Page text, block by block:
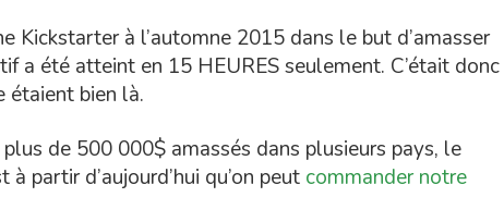
Kickstarter à l’automne 2015 dans le but d’amasser
a été atteint en 15 HEURES seulement. C’était donc
étaient bien là.
de 500 000$ amassés dans plusieurs pays, le
partir d’aujourd’hui qu’on peut commander notre